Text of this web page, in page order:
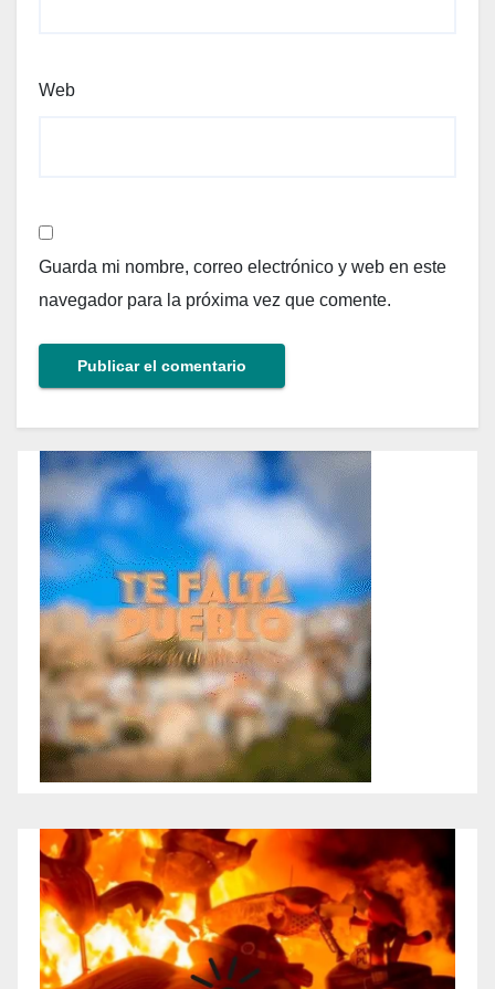
Web
Guarda mi nombre, correo electrónico y web en este
navegador para la próxima vez que comente.